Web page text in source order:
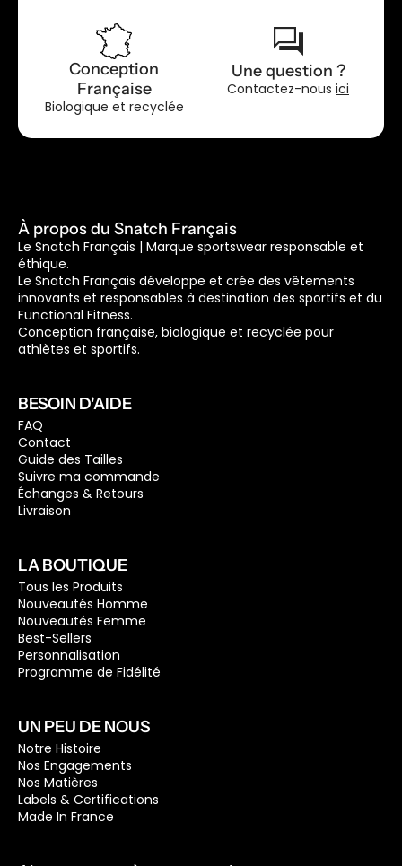
Conception
Française
Biologique et recyclée
forum
Une question ?
Contactez-nous ici
À propos du Snatch Français
Le Snatch Français | Marque sportswear responsable et
éthique.
Le Snatch Français développe et crée des vêtements
innovants et responsables à destination des sportifs et du
Functional Fitness.
Conception française, biologique et recyclée pour
athlètes et sportifs.
BESOIN D'AIDE
FAQ
Contact
Guide des Tailles
Suivre ma commande
Échanges & Retours
Livraison
LA BOUTIQUE
Tous les Produits
Nouveautés Homme
Nouveautés Femme
Best-Sellers
Personnalisation
Programme de Fidélité
UN PEU DE NOUS
Notre Histoire
Nos Engagements
Nos Matières
Labels & Certifications
Made In France